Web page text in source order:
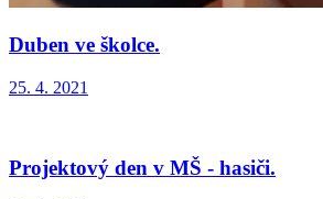
Duben ve školce.
25. 4. 2021
Projektový den v MŠ - hasiči.